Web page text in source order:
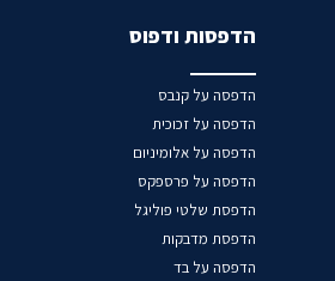
הדפסות ודפוס
הדפסה על קנבס
הדפסה על זכוכית
הדפסה על אלומיניום
הדפסה על פרספקס
הדפסת שלטי פוליגל
הדפסת מדבקות
הדפסה על בד